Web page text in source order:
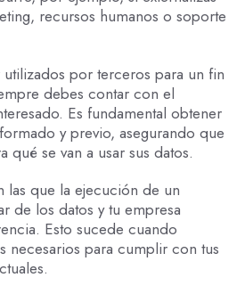
recursos humanos o soporte
utilizados por terceros para un fin
debes contar con el
Es fundamental obtener
y previo, asegurando que
qué se van a usar sus datos.
las que la ejecución de un
de los datos y tu empresa
Esto sucede cuando
necesarios para cumplir con tus